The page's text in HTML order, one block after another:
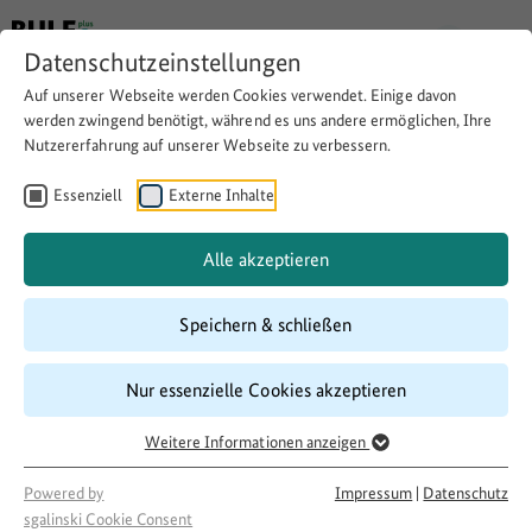
Datenschutzeinstellungen
Auf unserer Webseite werden Cookies verwendet. Einige davon
werden zwingend benötigt, während es uns andere ermöglichen, Ihre
Nutzererfahrung auf unserer Webseite zu verbessern.
Essenziell Externe Inhalte
Alle akzeptieren
Speichern & schließen
Nur essenzielle Cookies akzeptieren
Weitere Informationen anzeigen
Powered by
sgalinski Cookie Consent
Impressum | Datenschutz
Grundausstattung für
Angebote im
Begegnungszentrum
Website besuchen Download
06/2017
Förderung